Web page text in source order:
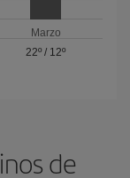
Marzo
22º / 12º
de